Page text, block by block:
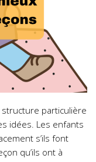
particulière
idées. Les enfants
s’ils font
qu’ils ont à